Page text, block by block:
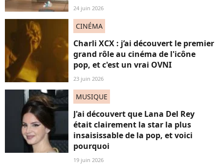
24 juin 2026
CINÉMA
Charli XCX : j’ai découvert le premier
grand rôle au cinéma de l'icône
pop, et c'est un vrai OVNI
23 juin 2026
MUSIQUE
J'ai découvert que Lana Del Rey
était clairement la star la plus
insaisissable de la pop, et voici
pourquoi
19 juin 2026